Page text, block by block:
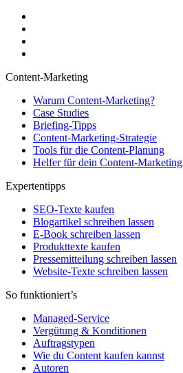
Content-Marketing
Warum Content-Marketing?
Case Studies
Briefing-Tipps
Content-Marketing-Strategie
Tools für die Content-Planung
Helfer für dein Content-Marketing
Expertentipps
SEO-Texte kaufen
Blogartikel schreiben lassen
E-Book schreiben lassen
Produkttexte kaufen
Pressemitteilung schreiben lassen
Website-Texte schreiben lassen
So funktioniert’s
Managed-Service
Vergütung & Konditionen
Auftragstypen
Wie du Content kaufen kannst
Autoren